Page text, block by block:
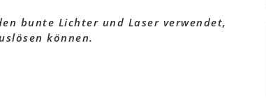
bunte Lichter und Laser verwendet,
können.